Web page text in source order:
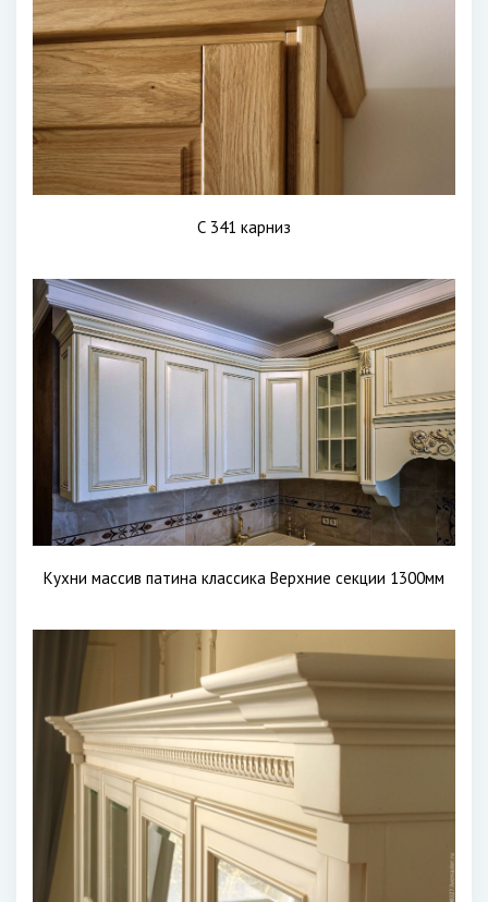
С 341 карниз
Кухни массив патина классика Верхние секции 1300мм